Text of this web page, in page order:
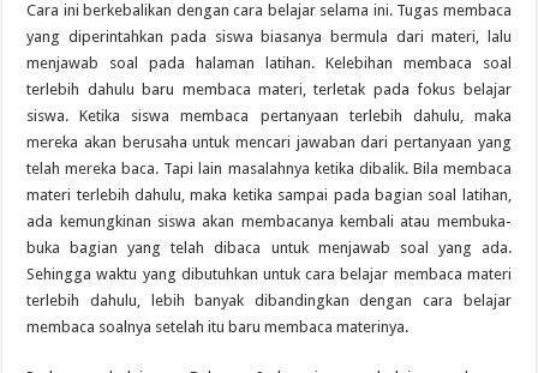
Cara ini berkebalikan dengan cara belajar selama ini. Tugas membaca
yang diperintahkan pada siswa biasanya bermula dari materi, lalu
menjawab soal pada halaman latihan. Kelebihan membaca soal
terlebih dahulu baru membaca materi, terletak pada fokus belajar
siswa. Ketika siswa membaca pertanyaan terlebih dahulu, maka
mereka akan berusaha untuk mencari jawaban dari pertanyaan yang
telah mereka baca. Tapi lain masalahnya ketika dibalik. Bila membaca
materi terlebih dahulu, maka ketika sampai pada bagian soal latihan,
ada kemungkinan siswa akan membacanya kembali atau membuka-
buka bagian yang telah dibaca untuk menjawab soal yang ada.
Sehingga waktu yang dibutuhkan untuk cara belajar membaca materi
terlebih dahulu, lebih banyak dibandingkan dengan cara belajar
membaca soalnya setelah itu baru membaca materinya.